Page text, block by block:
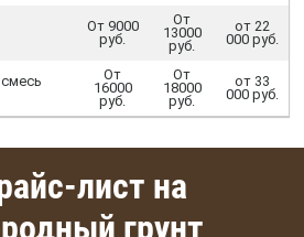
От 9000
руб.
От
13000
руб.
от 22
000 руб.
От
16000
руб.
От
18000
руб.
от 33
000 руб.
лист на